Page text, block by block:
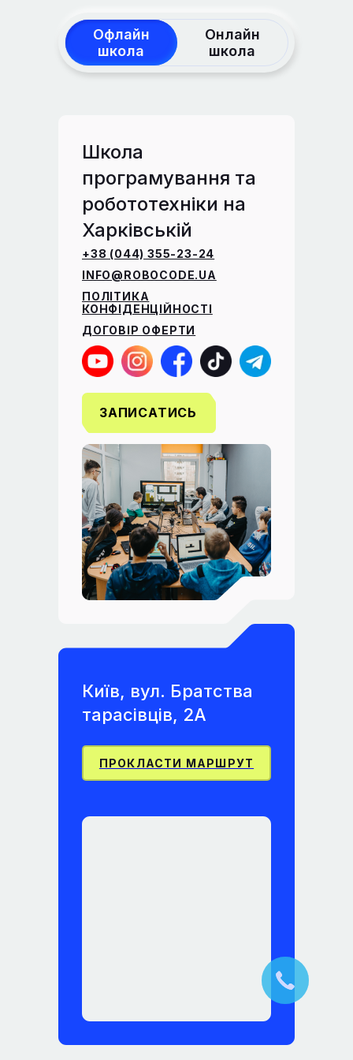
Офлайн
школа
Онлайн
школа
Школа
програмування та
робототехніки на
Харківській
INFO@ROBOCODE.UA
ПОЛІТИКА
КОНФІДЕНЦІЙНОСТІ
ДОГОВІР ОФЕРТИ
ЗАПИСАТИСЬ
+38 (044) 355-23-24
Київ, вул. Братства
тарасівців, 2А
ПРОКЛАСТИ МАРШРУТ